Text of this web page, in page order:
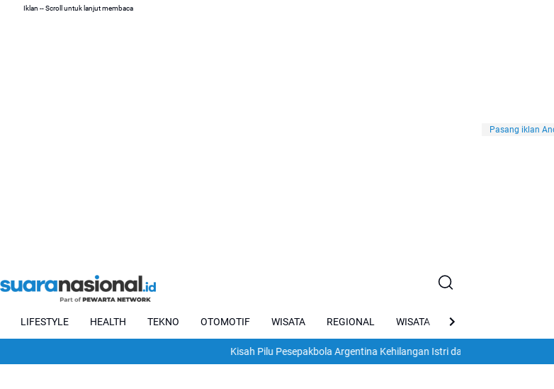
Iklan -- Scroll untuk lanjut membaca
LIFESTYLE HEALTH TEKNO OTOMOTIF WISATA REGIONAL WISATA VIRAL
Kisah Pilu Pesepakbola Argentina Kehilangan Istri dan Dua Anak dalam Gempa
Pasang iklan